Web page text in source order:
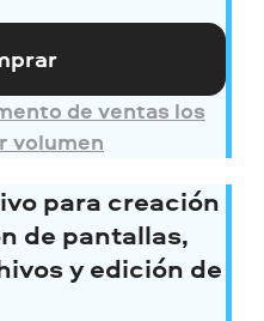
de ventas los
volumen
para creación
de pantallas,
y edición de